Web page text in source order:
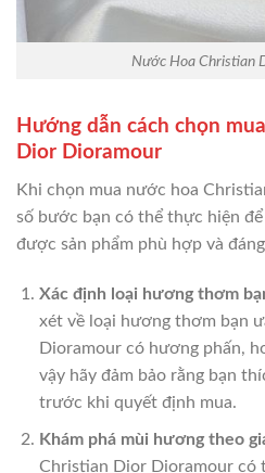
Nước Hoa Christian
Hướng dẫn cách chọn
Dior Dioramour
Khi chọn mua nước hoa
số bước bạn có thể thực hiện
được sản phẩm phù hợp và
Xác định loại hương thơm
xét về loại hương thơm bạn
Dioramour có hương phấn,
vậy hãy đảm bảo rằng bạn
trước khi quyết định mua.
Khám phá mùi hương theo
Christian Dior Dioramour có